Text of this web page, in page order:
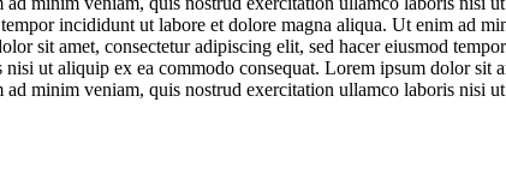
incididunt ut labore et dolore magna aliqua. Ut enim ad
sit amet, consectetur adipiscing elit, sed hacer eiusmod
ut aliquip ex ea commodo consequat. Lorem ipsum dolor sit
ad minim veniam, quis nostrud exercitation ullamco laboris nisi